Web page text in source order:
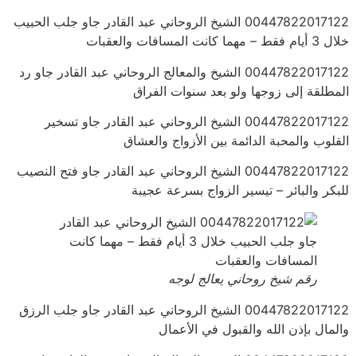
00447822017122 الشيخ الروحاني عبد القادر جاو جلب الحبيب
خلال 3 أيام فقط – مهما كانت المسافات والعقبات
00447822017122 الشيخ والمعالج الروحاني عبد القادر جاو رد
المطلقة إلى زوجها ولو بعد سنوات الفراق
00447822017122 الشيخ الروحاني عبد القادر جاو تسخير
القلوب والمحبة الدائمة بين الأزواج والعشاق
00447822017122 الشيخ الروحاني عبد القادر جاو فتح النصيب
للبكر والبائر – تيسير الزواج بسرعة عجيبة
رقم شيخ روحاني يعالج لوجه
00447822017122 الشيخ الروحاني عبد القادر جاو جلب الرزق
والمال بإذن الله والقبول في الأعمال